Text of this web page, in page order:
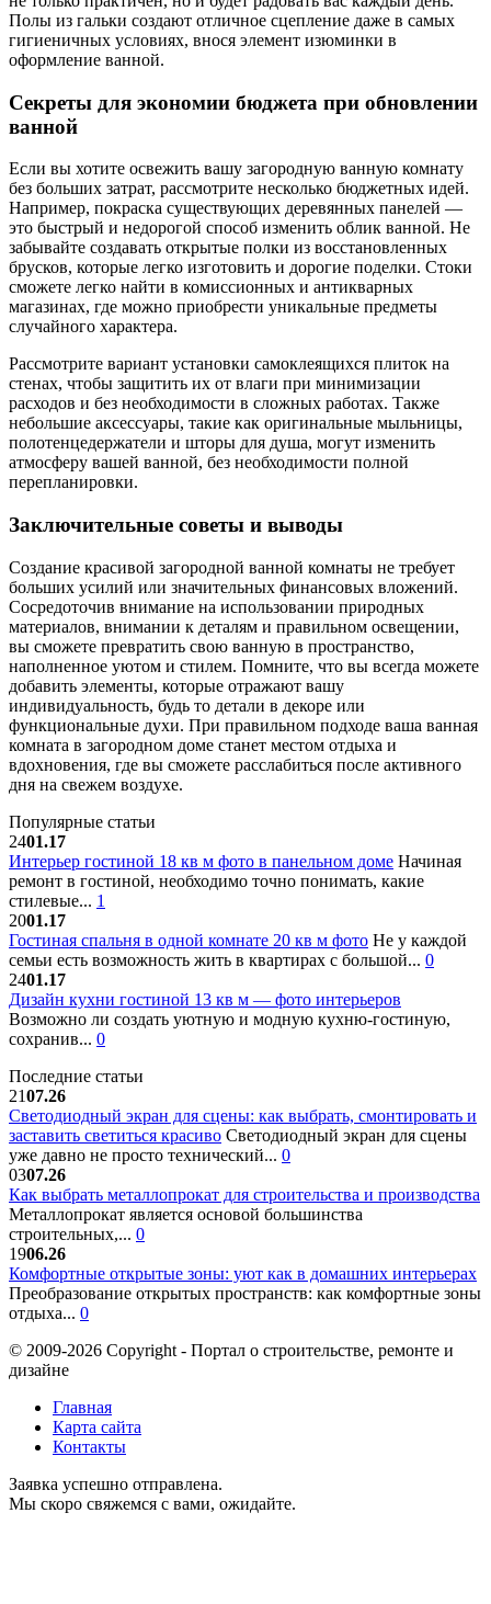
Полы из гальки создают отличное сцепление даже в самых
гигиеничных условиях, внося элемент изюминки в
оформление ванной.
Секреты для экономии бюджета при обновлении
ванной
Если вы хотите освежить вашу загородную ванную комнату
без больших затрат, рассмотрите несколько бюджетных идей.
Например, покраска существующих деревянных панелей —
это быстрый и недорогой способ изменить облик ванной. Не
забывайте создавать открытые полки из восстановленных
брусков, которые легко изготовить и дорогие поделки. Стоки
сможете легко найти в комиссионных и антикварных
магазинах, где можно приобрести уникальные предметы
случайного характера.
Рассмотрите вариант установки самоклеящихся плиток на
стенах, чтобы защитить их от влаги при минимизации
расходов и без необходимости в сложных работах. Также
небольшие аксессуары, такие как оригинальные мыльницы,
полотенцедержатели и шторы для душа, могут изменить
атмосферу вашей ванной, без необходимости полной
перепланировки.
Заключительные советы и выводы
Создание красивой загородной ванной комнаты не требует
больших усилий или значительных финансовых вложений.
Сосредоточив внимание на использовании природных
материалов, внимании к деталям и правильном освещении,
вы сможете превратить свою ванную в пространство,
наполненное уютом и стилем. Помните, что вы всегда можете
добавить элементы, которые отражают вашу
индивидуальность, будь то детали в декоре или
функциональные духи. При правильном подходе ваша ванная
комната в загородном доме станет местом отдыха и
вдохновения, где вы сможете расслабиться после активного
дня на свежем воздухе.
Популярные статьи
2401.17
Интерьер гостиной 18 кв м фото в панельном доме Начиная
ремонт в гостиной, необходимо точно понимать, какие
стилевые... 1
2001.17
Гостиная спальня в одной комнате 20 кв м фото Не у каждой
семьи есть возможность жить в квартирах с большой... 0
2401.17
Дизайн кухни гостиной 13 кв м — фото интерьеров
Возможно ли создать уютную и модную кухню-гостиную,
сохранив... 0
Последние статьи
2107.26
Светодиодный экран для сцены: как выбрать, смонтировать и
заставить светиться красиво Светодиодный экран для сцены
уже давно не просто технический... 0
0307.26
Как выбрать металлопрокат для строительства и производства
Металлопрокат является основой большинства
строительных,... 0
1906.26
Комфортные открытые зоны: уют как в домашних интерьерах
Преобразование открытых пространств: как комфортные зоны
отдыха... 0
© 2009-2026 Copyright - Портал о строительстве, ремонте и
дизайне
Главная
Карта сайта
Контакты
Заявка успешно отправлена.
Мы скоро свяжемся с вами, ожидайте.